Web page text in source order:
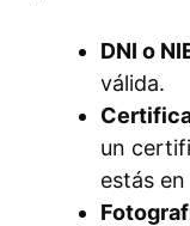
DNI o
válida.
un
estás